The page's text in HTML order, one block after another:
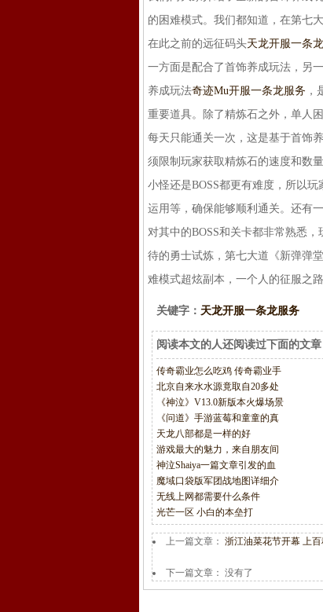
的困难模式。我们都知道，在第七
在此之前的远征码头天龙开服一条
一方面是配合了首饰养成玩法，另
养成玩法奇迹Mu开服一条龙服务
重要道具。除了精炼石之外，单人
每天只能通关一次，这是基于首饰
须限制玩家获取精炼石的速度和数
小怪还是BOSS都更有难度，所以
运用等，确保能够顺利通关。还有
对其中的BOSS和关卡都非常熟悉
待的勇士试炼，第七大道《新弹弹
难模式超炫副本，一个人的征服之
关键字： 天龙开服一条龙服务
阅读本文的人还阅读过下面的文章
传奇霸业怎么吃鸡 传奇霸业手
北京自来水水源竟取自20多处
《神泣》V13.0新版本火爆场景
《问道》手游蓝莓和童童的真
天龙八部都是一样的好
游戏最大的魅力，来自朋友间
神泣Shaiya一篇文章引发的血
魔域口袋版军团战地图详细介
无线上网都需要什么条件
光芒一区 小白的本垒打
上一篇文章： 浙江油菜花节开幕 上
下一篇文章： 没有了